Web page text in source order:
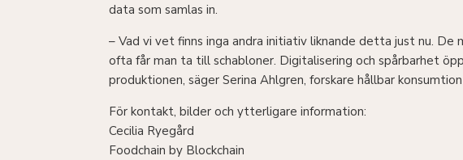
data som samlas in.
– Vad vi vet finns inga andra initiativ liknande detta just nu.
ofta får man ta till schabloner. Digitalisering och spårbarhet
produktionen, säger Serina Ahlgren, forskare hållbar
För kontakt, bilder och ytterligare information:
Cecilia Ryegård
Foodchain by Blockchain